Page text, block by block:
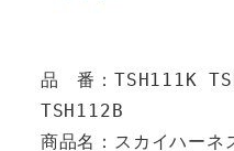
品　番：TSH111K
TSH112B
商品名：スカイハーネ